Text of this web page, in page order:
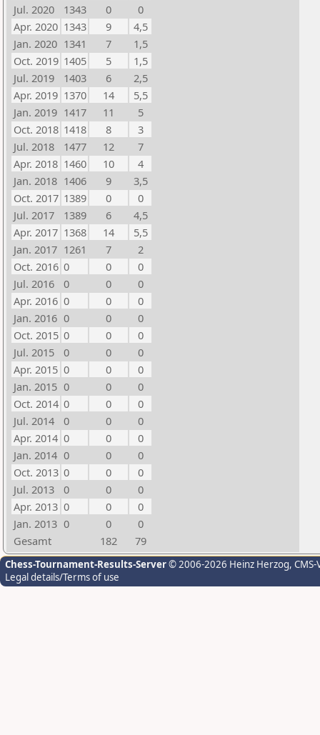
Jul. 2020
1343 0
0
Apr. 2020 1343 9
4,5
Jan. 2020 1341 7
1,5
Oct. 2019 1405 5
1,5
Jul. 2019
1403 6
2,5
Apr. 2019 1370 14
5,5
Jan. 2019 1417 11
5
Oct. 2018 1418 8
3
Jul. 2018
1477 12
7
Apr. 2018 1460 10
4
Jan. 2018 1406 9
3,5
Oct. 2017 1389 0
0
Jul. 2017
1389 6
4,5
Apr. 2017 1368 14
5,5
Jan. 2017 1261 7
2
Oct. 2016 0 0
0
Jul. 2016
0 0
0
Apr. 2016 0 0
0
Jan. 2016 0 0
0
Oct. 2015 0 0
0
Jul. 2015
0 0
0
Apr. 2015 0 0
0
Jan. 2015 0 0
0
Oct. 2014 0 0
0
Jul. 2014
0 0
0
Apr. 2014 0 0
0
Jan. 2014 0 0
0
Oct. 2013 0 0
0
Jul. 2013
0 0
0
Apr. 2013 0 0
0
Jan. 2013 0 0
0
Gesamt
182 79
Chess-Tournament-Results-Server© 2006-2026 Heinz Herzog,
Legal details/Terms of use